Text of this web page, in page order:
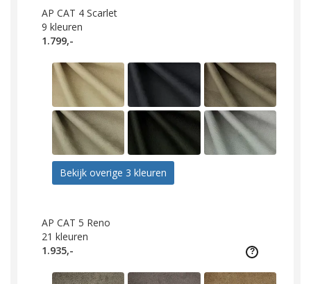
AP CAT 4 Scarlet
9 kleuren
1.799,-
Bekijk overige 3 kleuren
AP CAT 5 Reno
21 kleuren
1.935,-